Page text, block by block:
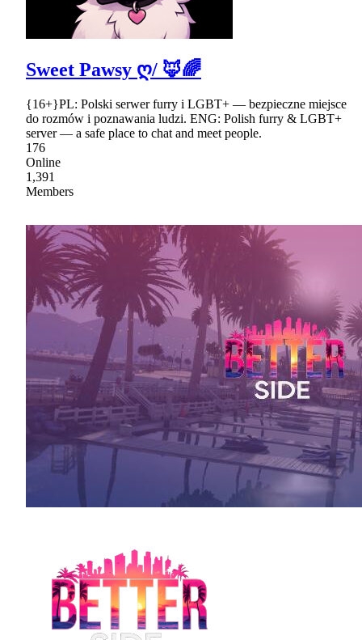
Sweet Pawsy ღ/ 🦊🌈
{16+}PL: Polski serwer furry i LGBT+ — bezpieczne miejsce
do rozmów i poznawania ludzi. ENG: Polish furry & LGBT+
server — a safe place to chat and meet people.
176
Online
1,391
Members